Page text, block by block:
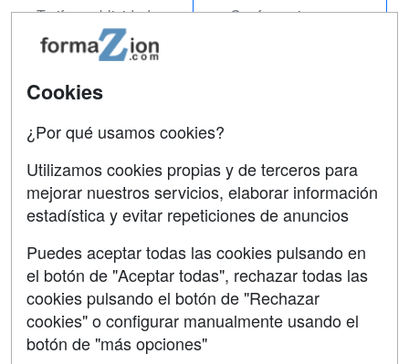
Tarifas publicidad
Acceso Usuarios
Acceso Centros
Conferencias
Contactar
Confidencialidad
Aviso legal
Copyleft
Cookies
¿Por qué usamos cookies?
Utilizamos cookies propias y de terceros para
mejorar nuestros servicios, elaborar información
estadística y evitar repeticiones de anuncios
Puedes aceptar todas las cookies pulsando en
el botón de "Aceptar todas", rechazar todas las
cookies pulsando el botón de "Rechazar
cookies" o configurar manualmente usando el
botón de "más opciones"